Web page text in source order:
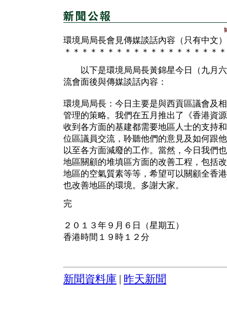
環境局局長會見傳媒談話內容（只有中文）
＊＊＊＊＊＊＊＊＊＊＊＊＊＊＊＊＊＊＊
以下是環境局局長黃錦星今日（九月六
流會面後與傳媒談話內容：
環境局局長：今日主要是與西貢區議會及
管理的策略。我們在五月推出了《香港資
收到各方面的基建都需要地區人士的支持
位區議員交流，聆聽他們的意見及如何跟
以至各方面減廢的工作。當然，今日我們
地區關顧的堆填區方面的改善工程，包括
地區的空氣質素等等，希望可以關顧全香
也改善地區的環境。多謝大家。
完
２０１３年９月６日（星期五）
香港時間１９時１２分
新聞資料庫 昨天新聞